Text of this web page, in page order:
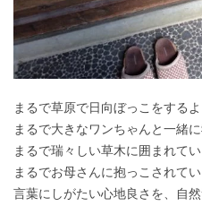
まるで草原で日向ぼっこをする
まるで大きなワンちゃんと一緒
まるで瑞々しい草木に囲まれて
まるでお母さんに抱っこされて
言葉にしがたい心地良さを、自然